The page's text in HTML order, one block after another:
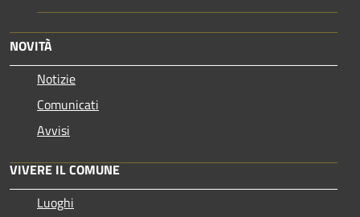
NOVITÀ
Notizie
Comunicati
Avvisi
VIVERE IL COMUNE
Luoghi